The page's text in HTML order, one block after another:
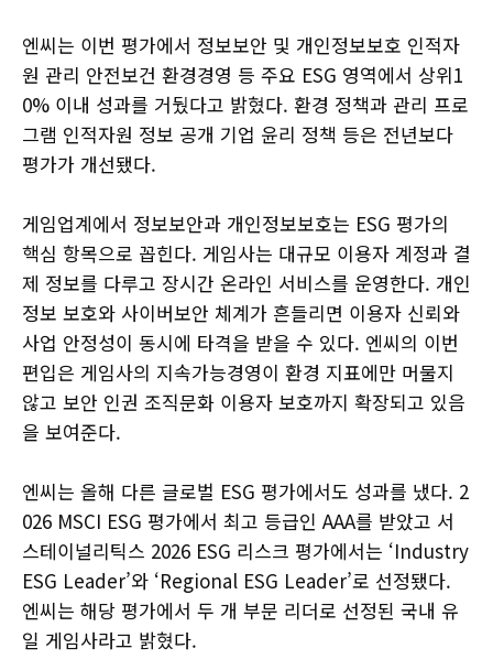
엔씨는 이번 평가에서 정보보안 및 개인정보보호 인적자
원 관리 안전보건 환경경영 등 주요 ESG 영역에서 상위1
0% 이내 성과를 거뒀다고 밝혔다. 환경 정책과 관리 프로
그램 인적자원 정보 공개 기업 윤리 정책 등은 전년보다
평가가 개선됐다.
게임업계에서 정보보안과 개인정보보호는 ESG 평가의
핵심 항목으로 꼽힌다. 게임사는 대규모 이용자 계정과 결
제 정보를 다루고 장시간 온라인 서비스를 운영한다. 개인
정보 보호와 사이버보안 체계가 흔들리면 이용자 신뢰와
사업 안정성이 동시에 타격을 받을 수 있다. 엔씨의 이번
편입은 게임사의 지속가능경영이 환경 지표에만 머물지
않고 보안 인권 조직문화 이용자 보호까지 확장되고 있음
을 보여준다.
엔씨는 올해 다른 글로벌 ESG 평가에서도 성과를 냈다. 2
026 MSCI ESG 평가에서 최고 등급인 AAA를 받았고 서
스테이널리틱스 2026 ESG 리스크 평가에서는 ‘Industry
ESG Leader’와 ‘Regional ESG Leader’로 선정됐다.
엔씨는 해당 평가에서 두 개 부문 리더로 선정된 국내 유
일 게임사라고 밝혔다.